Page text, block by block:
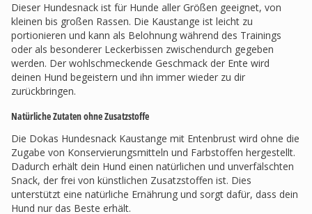
Dieser Hundesnack ist für Hunde aller Größen geeignet, von
kleinen bis großen Rassen. Die Kaustange ist leicht zu
portionieren und kann als Belohnung während des Trainings
oder als besonderer Leckerbissen zwischendurch gegeben
werden. Der wohlschmeckende Geschmack der Ente wird
deinen Hund begeistern und ihn immer wieder zu dir
zurückbringen.
Natürliche Zutaten ohne Zusatzstoffe
Die Dokas Hundesnack Kaustange mit Entenbrust wird ohne die
Zugabe von Konservierungsmitteln und Farbstoffen hergestellt.
Dadurch erhält dein Hund einen natürlichen und unverfälschten
Snack, der frei von künstlichen Zusatzstoffen ist. Dies
unterstützt eine natürliche Ernährung und sorgt dafür, dass dein
Hund nur das Beste erhält.